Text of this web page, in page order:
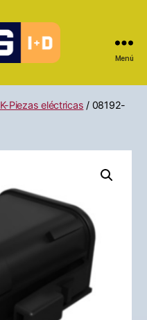
Menú
K-Piezas eléctricas / 08192-